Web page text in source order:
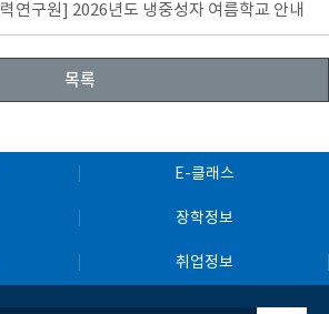
연구원] 2026년도 냉중성자 여름학교 안내
목록
E-클래스
장학정보
취업정보